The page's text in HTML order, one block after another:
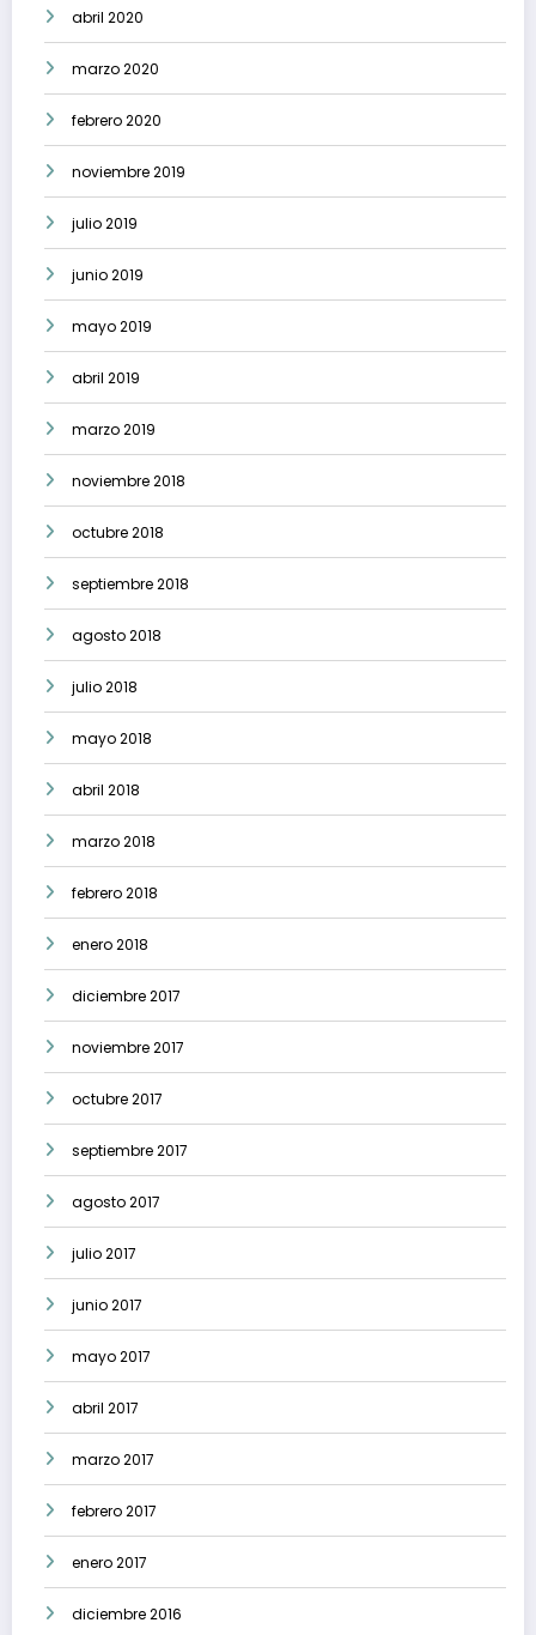
abril 2020
marzo 2020
febrero 2020
noviembre 2019
julio 2019
junio 2019
mayo 2019
abril 2019
marzo 2019
noviembre 2018
octubre 2018
septiembre 2018
agosto 2018
julio 2018
mayo 2018
abril 2018
marzo 2018
febrero 2018
enero 2018
diciembre 2017
noviembre 2017
octubre 2017
septiembre 2017
agosto 2017
julio 2017
junio 2017
mayo 2017
abril 2017
marzo 2017
febrero 2017
enero 2017
diciembre 2016